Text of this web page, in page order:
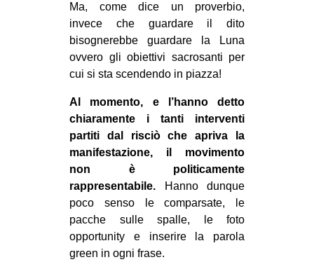
Ma, come dice un proverbio,
invece che guardare il dito
bisognerebbe guardare la Luna
ovvero gli obiettivi sacrosanti per
cui si sta scendendo in piazza!
Al momento, e l’hanno detto
chiaramente i tanti interventi
partiti dal risciò che apriva la
manifestazione, il movimento
non è politicamente
rappresentabile. Hanno dunque
poco senso le comparsate, le
pacche sulle spalle, le foto
opportunity e inserire la parola
green in ogni frase.